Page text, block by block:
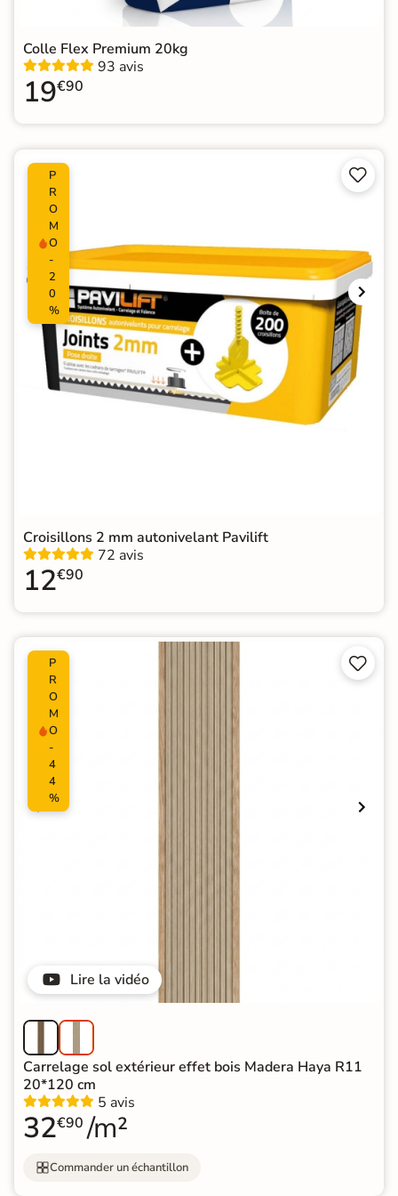
Colle Flex Premium 20kg
93 avis
19€90
P
R
O
M
O
-
2
0
%


Croisillons 2 mm autonivelant Pavilift
72 avis
12€90
Lire la vidéo
P
R
O
M
O
-
4
4
%


Carrelage sol extérieur effet bois Madera Haya R11
20*120 cm
5 avis
32€90 /m²
Commander un échantillon